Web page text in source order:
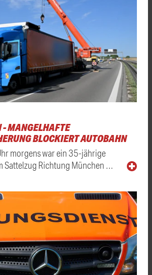
- MANGELHAFTE
BLOCKIERT AUTOBAHN
morgens war ein 35-jährige
Sattelzug Richtung München …